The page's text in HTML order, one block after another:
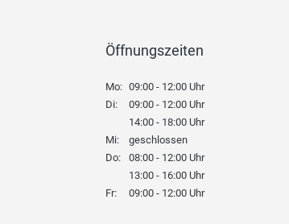
Öffnungszeiten
Mo: 09:00 - 12:00 Uhr
Di:
09:00 - 12:00 Uhr
14:00 - 18:00 Uhr
Mi:
geschlossen
Do:
08:00 - 12:00 Uhr
13:00 - 16:00 Uhr
Fr:
09:00 - 12:00 Uhr